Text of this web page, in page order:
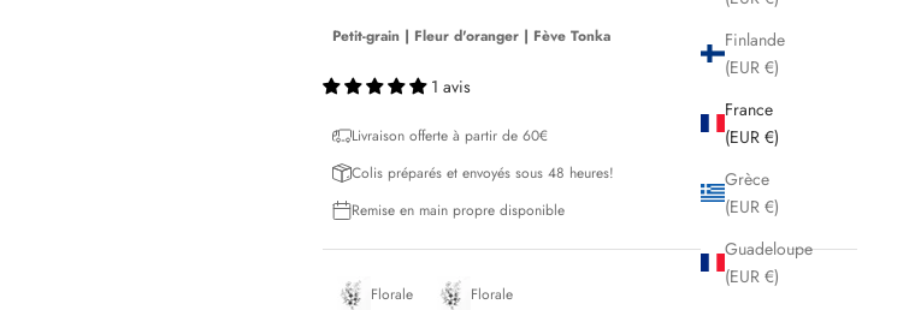
Finlande
(EUR €)
France
(EUR €)
Grèce
(EUR €)
Guadeloupe
(EUR €)
Petit-grain | Fleur d'oranger | Fève Tonka
1 avis
Livraison offerte à partir de 60€
Colis préparés et envoyés sous 48 heures!
Remise en main propre disponible
Florale Florale